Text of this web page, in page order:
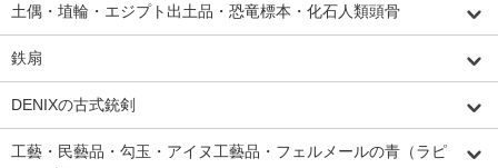
土偶・埴輪・エジプト出土品・恐竜標本・化石人類頭骨
鉄扇
DENIXの古式銃剣
工藝・民藝品・勾玉・アイヌ工藝品・フェルメールの青（ラピ